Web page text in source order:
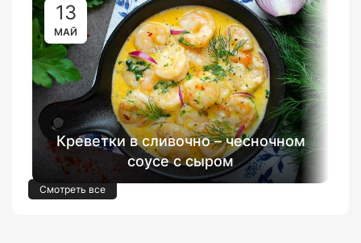
13
МАЙ
Креветки в сливочно – чесночном
соусе с сыром
Смотреть все